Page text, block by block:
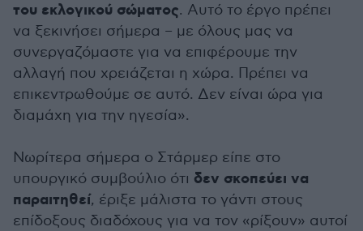
του εκλογικού σώματος. Αυτό το έργο πρέπει
να ξεκινήσει σήμερα – με όλους μας να
συνεργαζόμαστε για να επιφέρουμε την
αλλαγή που χρειάζεται η χώρα. Πρέπει να
επικεντρωθούμε σε αυτό. Δεν είναι ώρα για
διαμάχη για την ηγεσία».
Νωρίτερα σήμερα ο Στάρμερ είπε στο
υπουργικό συμβούλιο ότι δεν σκοπεύει να
παραιτηθεί, έριξε μάλιστα το γάντι στους
επίδοξους διαδόχους για να τον «ρίξουν» αυτοί